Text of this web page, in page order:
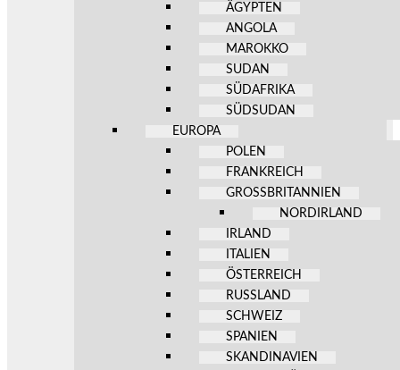
ÄGYPTEN
ANGOLA
MAROKKO
SUDAN
SÜDAFRIKA
SÜDSUDAN
EUROPA
POLEN
FRANKREICH
GROSSBRITANNIEN
NORDIRLAND
IRLAND
ITALIEN
ÖSTERREICH
RUSSLAND
SCHWEIZ
SPANIEN
SKANDINAVIEN